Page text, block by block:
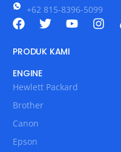
+62 815-8396-5099
PRODUK KAMI
ENGINE
Hewlett Packard
Brother
Canon
Epson